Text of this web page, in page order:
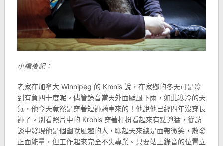
小編後記：
老家在加拿大 Winnipeg 的 Kronis 說，在家鄉的冬天可是冷
到有負四十度呢。儘管錄音當天外面颳風下雨，如此寒冷的天
氣，他今天竟然是穿著短褲騎車來的！他說他已經四年沒穿長
褲了。別看照片中的 Kronis 穿著打扮看起來有點兇猛，從訪
談中發現他是個幽默風趣的人，聊起天來總是面帶微笑，散發
正面能量，但工作起來完全不失專業。只要站上錄音的位置立